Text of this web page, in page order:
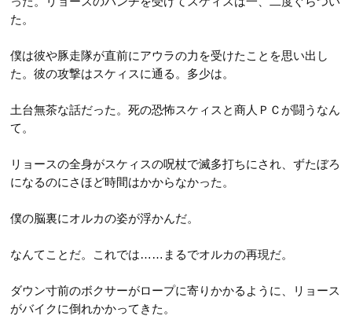
た。
僕は彼や豚走隊が直前にアウラの力を受けたことを思い出し
た。彼の攻撃はスケィスに通る。多少は。
土台無茶な話だった。死の恐怖スケィスと商人ＰＣが闘うなん
て。
リョースの全身がスケィスの呪杖で滅多打ちにされ、ずたぼろ
になるのにさほど時間はかからなかった。
僕の脳裏にオルカの姿が浮かんだ。
なんてことだ。これでは……まるでオルカの再現だ。
ダウン寸前のボクサーがロープに寄りかかるように、リョース
がバイクに倒れかかってきた。